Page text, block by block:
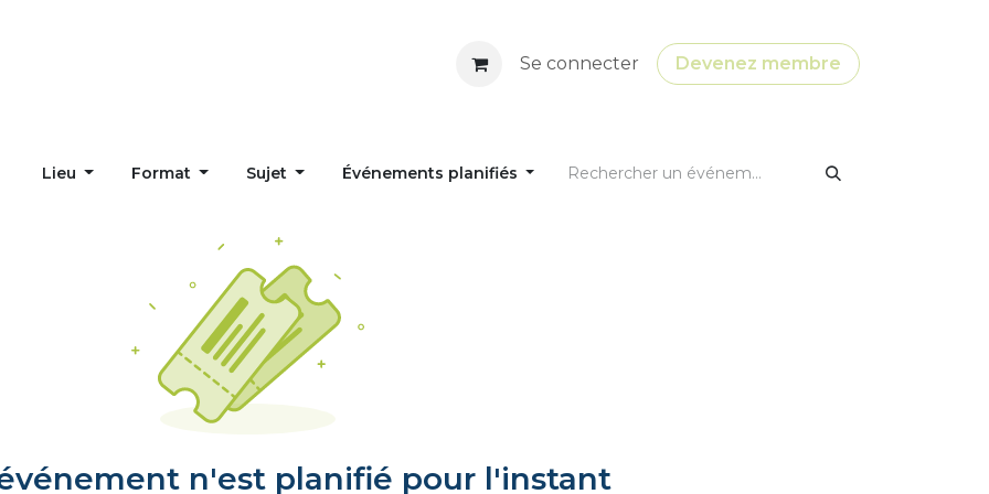
Se connecter Devenez membre
Lieu Format Sujet Événements planifiés
n'est planifié pour l'instant